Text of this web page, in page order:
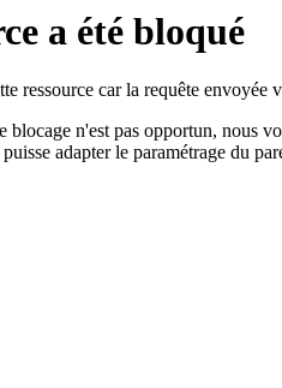
a été bloqué
ressource car la requête envoyée
n'est pas opportun, nous
adapter le paramétrage du